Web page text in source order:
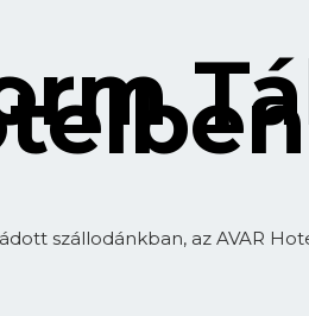
szállodánkban, az AVAR